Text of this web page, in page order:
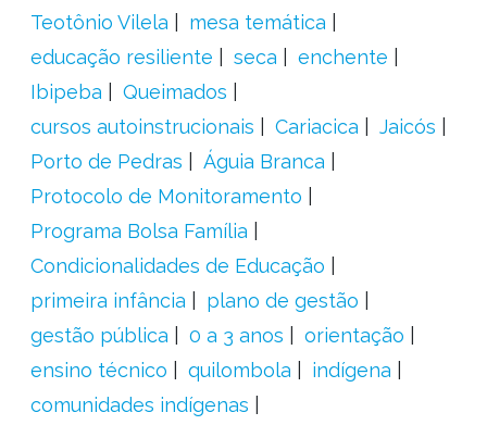
Teotônio Vilela
mesa temática
educação resiliente
seca
enchente
Ibipeba
Queimados
cursos autoinstrucionais
Cariacica
Jaicós
Porto de Pedras
Águia Branca
Protocolo de Monitoramento
Programa Bolsa Família
Condicionalidades de Educação
primeira infância
plano de gestão
gestão pública
0 a 3 anos
orientação
ensino técnico
quilombola
indígena
comunidades indígenas